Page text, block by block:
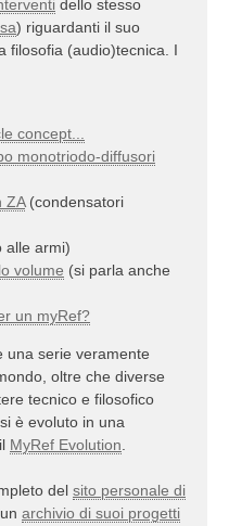
dello stesso
) riguardanti il suo
filosofia (audio)tecnica. I
concept...
monotriodo-diffusori
ZA(condensatori
alle armi)
volume (si parla anche
un myRef?
una serie veramente
oltre che diverse
tecnico e filosofico
è evoluto in una
MyRef Evolution
del sito personale di
archivio di suoi progetti